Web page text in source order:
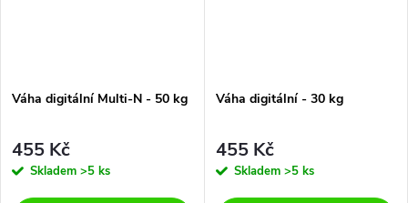
Váha digitální Multi-N - 50 kg
455 Kč
Skladem >5 ks
Váha digitální - 30 kg
455 Kč
Skladem >5 ks